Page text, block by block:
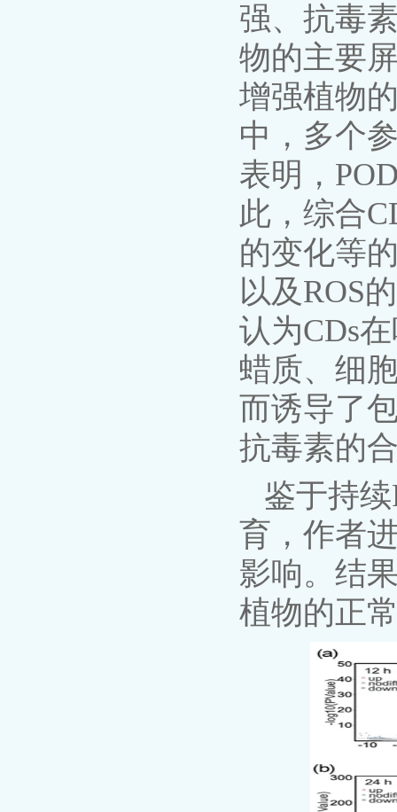
强、抗毒
物的主要
增强植物
中，多个
表明，
此，综合
的变化等
以及ROS
认为CDs
蜡质、细
而诱导了
抗毒素的
鉴于持
育，作者
影响。结
植物的正